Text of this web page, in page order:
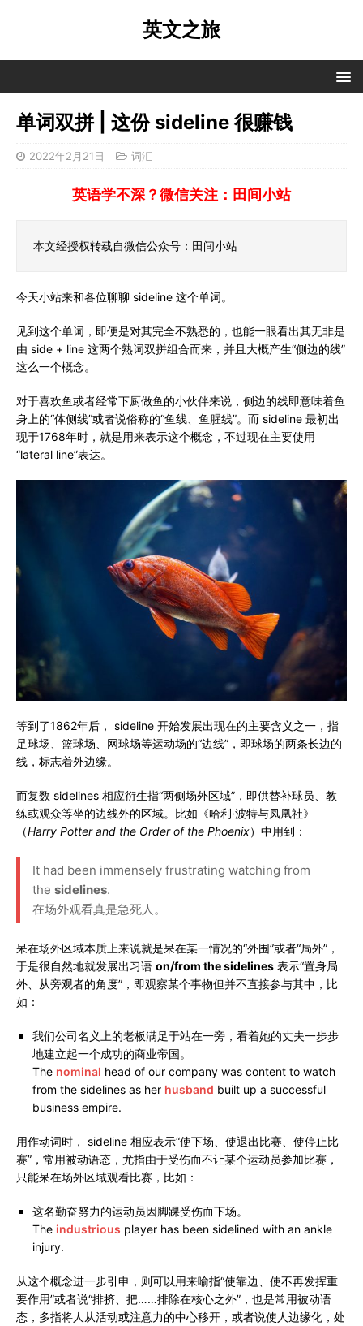
英文之旅
单词双拼 | 这份 sideline 很赚钱
2022年2月21日 词汇
英语学不深？微信关注：田间小站
本文经授权转载自微信公众号：田间小站
今天小站来和各位聊聊 sideline 这个单词。
见到这个单词，即便是对其完全不熟悉的，也能一眼看出其无非是
由 side + line 这两个熟词双拼组合而来，并且大概产生“侧边的线”
这么一个概念。
对于喜欢鱼或者经常下厨做鱼的小伙伴来说，侧边的线即意味着鱼
身上的“体侧线”或者说俗称的“鱼线、鱼腥线”。而 sideline 最初出
现于1768年时，就是用来表示这个概念，不过现在主要使用
“lateral line”表达。
等到了1862年后， sideline 开始发展出现在的主要含义之一，指
足球场、篮球场、网球场等运动场的“边线”，即球场的两条长边的
线，标志着外边缘。
而复数 sidelines 相应衍生指“两侧场外区域”，即供替补球员、教
练或观众等坐的边线外的区域。比如《哈利·波特与凤凰社》
（Harry Potter and the Order of the Phoenix）中用到：
It had been immensely frustrating watching from
the sidelines.
在场外观看真是急死人。
呆在场外区域本质上来说就是呆在某一情况的“外围”或者“局外”，
于是很自然地就发展出习语 on/from the sidelines 表示“置身局
外、从旁观者的角度”，即观察某个事物但并不直接参与其中，比
如：
我们公司名义上的老板满足于站在一旁，看着她的丈夫一步步
地建立起一个成功的商业帝国。
The nominal head of our company was content to watch
from the sidelines as her husband built up a successful
business empire.
用作动词时， sideline 相应表示“使下场、使退出比赛、使停止比
赛”，常用被动语态，尤指由于受伤而不让某个运动员参加比赛，
只能呆在场外区域观看比赛，比如：
这名勤奋努力的运动员因脚踝受伤而下场。
The industrious player has been sidelined with an ankle
injury.
从这个概念进一步引申，则可以用来喻指“使靠边、使不再发挥重
要作用”或者说“排挤、把……排除在核心之外”，也是常用被动语
态，多指将人从活动或注意力的中心移开，或者说使人边缘化，处